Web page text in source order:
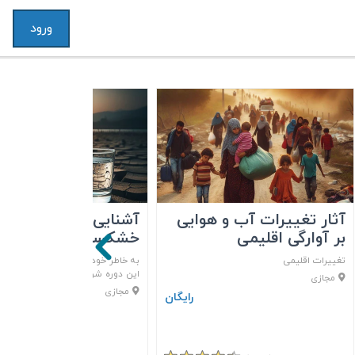
ورود
آثار تغييرات آب‌ و هوايی
بر آوارگی اقليمی
تغییرات اقلیمی
مجازی
رایگان
آشنایی با عوارض
خشکسالی
به خاطر خودمان، فرزندانمان و
این دوره شرکت کنید....
مجازی